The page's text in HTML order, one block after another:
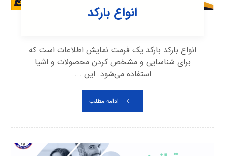
انواع بارکد
انواع بارکد بارکد یک فرمت نمایش اطلاعات است که
برای شناسایی و مشخص کردن محصولات و اشیا
استفاده می‌شود. این ...
ادامه مطلب